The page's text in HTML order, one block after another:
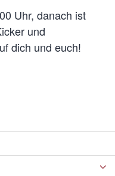
Uhr, danach ist
und
dich und euch!